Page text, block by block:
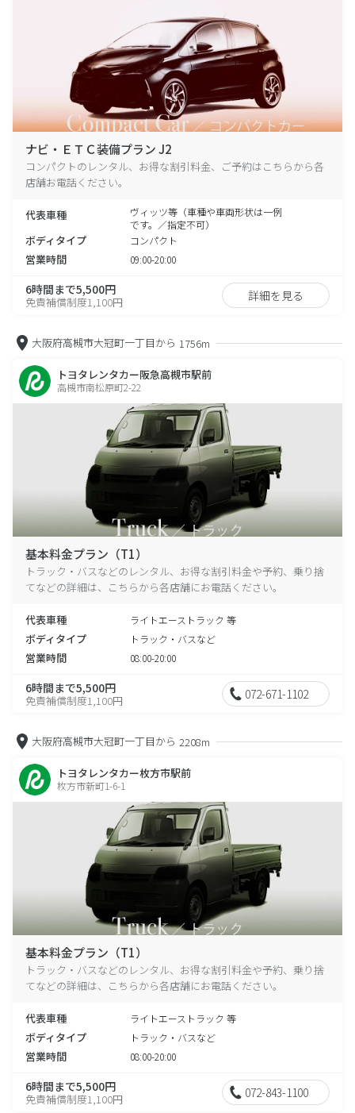
ナビ・ＥＴＣ装備プラン J2
コンパクトのレンタル、お得な割引料金、ご予約はこちらから各
店舗お電話ください。
代表車種
ヴィッツ等（車種や車両形状は一例
です。／指定不可）
ボディタイプ コンパクト
営業時間 09:00-20:00
6時間まで5,500円
免責補償制度1,100円 詳細を見る
大阪府高槻市大冠町一丁目から 1756m
トヨタレンタカー阪急高槻市駅前
高槻市南松原町2-22
基本料金プラン（T1）
トラック・バスなどのレンタル、お得な割引料金や予約、乗り捨
てなどの詳細は、こちらから各店舗にお電話ください。
代表車種 ライトエーストラック 等
ボディタイプ トラック・バスなど
営業時間 08:00-20:00
6時間まで5,500円
免責補償制度1,100円 072-671-1102
大阪府高槻市大冠町一丁目から 2208m
トヨタレンタカー枚方市駅前
枚方市新町1-6-1
基本料金プラン（T1）
トラック・バスなどのレンタル、お得な割引料金や予約、乗り捨
てなどの詳細は、こちらから各店舗にお電話ください。
代表車種 ライトエーストラック 等
ボディタイプ トラック・バスなど
営業時間 08:00-20:00
6時間まで5,500円
免責補償制度1,100円 072-843-1100